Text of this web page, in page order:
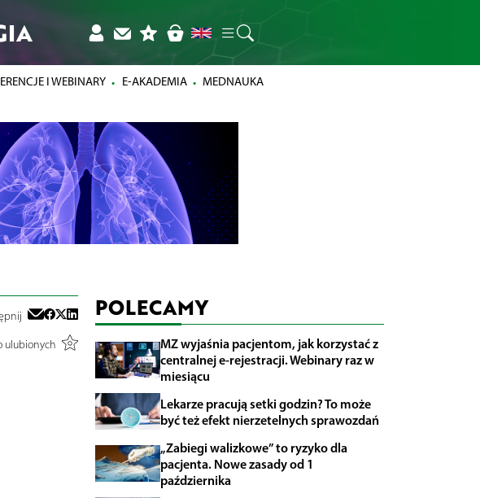
I WEBINARY E-AKADEMIA MEDNAUKA
ulubionych
POLECAMY
MZ wyjaśnia pacjentom, jak korzystać z
centralnej e-rejestracji. Webinary raz w
miesiącu
Lekarze pracują setki godzin? To może
być też efekt nierzetelnych sprawozdań
„Zabiegi walizkowe” to ryzyko dla
pacjenta. Nowe zasady od 1
października